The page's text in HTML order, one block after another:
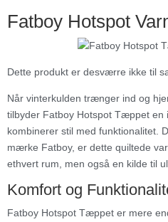
Fatboy Hotspot
Dette produkt er desværre ikke til
Når vinterkulden trænger ind og
tilbyder Fatboy Hotspot Tæppet en
kombinerer stil med funktionalitet.
mærke Fatboy, er dette quiltede
ethvert rum, men også en kilde til
Komfort og
Fatboy Hotspot Tæppet er mere